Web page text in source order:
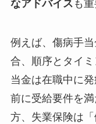
なアドバイス も
例えば、傷病手
合、順序とタイ
当金は在職中に
前に受給要件を
方、失業保険は